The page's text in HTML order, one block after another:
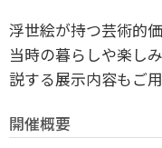
浮世絵が持つ芸術的
当時の暮らしや楽し
説する展示内容もご用
開催概要